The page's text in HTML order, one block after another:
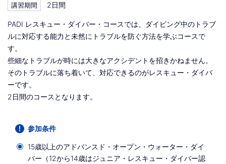
講習期間 2日間
PADI レスキュー・ダイバー・コースでは、ダイビング中のトラブ
ルに対応する能力と未然にトラブルを防ぐ方法を学ぶコースで
す。
些細なトラブルが時には大きなアクシデントを招きかねません。
そのトラブルに落ち着いて、対応できるのがレスキュー・ダイバ
ーです。
2日間のコースとなります。
参加条件
15歳以上のアドバンスド・オープン・ウォーター・ダイ
バー（12から14歳はジュニア・レスキュー・ダイバー認